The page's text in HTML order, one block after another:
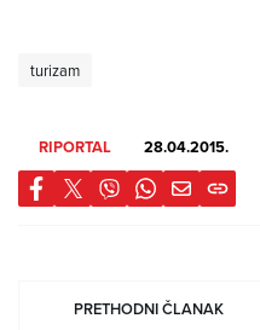
turizam
RIPORTAL 28.04.2015.
PRETHODNI ČLANAK